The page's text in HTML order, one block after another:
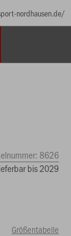
nordhausen.de/
8626
bis 2029
Größentabelle